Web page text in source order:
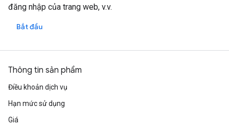
đăng nhập của trang web, v.v.
Bắt đầu
Thông tin sản phẩm
Điều khoản dịch vụ
Hạn mức sử dụng
Giá